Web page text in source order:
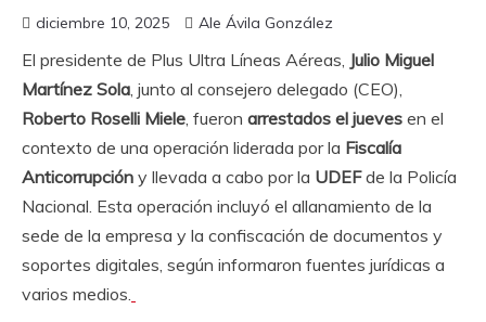
diciembre 10, 2025 Ale Ávila González
El presidente de Plus Ultra Líneas Aéreas, Julio Miguel
Martínez Sola , junto al consejero delegado (CEO),
Roberto Roselli Miele , fueron arrestados el jueves en el
contexto de una operación liderada por la Fiscalía
Anticorrupción y llevada a cabo por la UDEFde la Policía
Nacional. Esta operación incluyó el allanamiento de la
sede de la empresa y la confiscación de documentos y
soportes digitales, según informaron fuentes jurídicas a
varios medios.